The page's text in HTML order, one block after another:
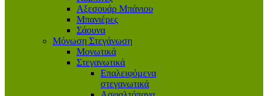
Αξεσουάρ Μπάνιου
Μπανιέρες
Σάουνα
Μόνωση Στεγάνωση
Μονωτικά
Στεγανωτικά
Επαλειφόμενα
στεγανωτικά